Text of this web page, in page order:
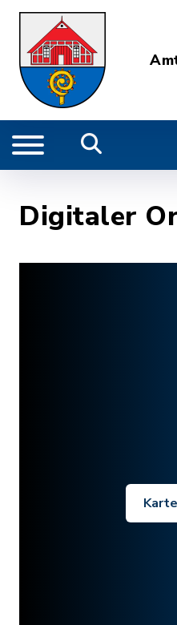
Digitaler